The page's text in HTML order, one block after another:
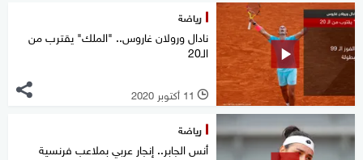
رياضة
نادال ورولان غاروس.. "الملك" يقترب من
الـ20
l 11 أكتوبر 2020
رياضة
أنس الجابر.. إنجار عربي بملاعب فرنسية